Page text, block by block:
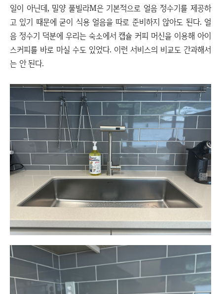
일이 아닌데, 밀양 풀빌라M은 기본적으로 얼음 정수기를 제공하
고 있기 때문에 굳이 식용 얼음을 따로 준비하지 않아도 된다. 얼
음 정수기 덕분에 우리는 숙소에서 캡슐 커피 머신을 이용해 아이
스커피를 바로 마실 수도 있었다. 이런 서비스의 비교도 간과해서
는 안 된다.